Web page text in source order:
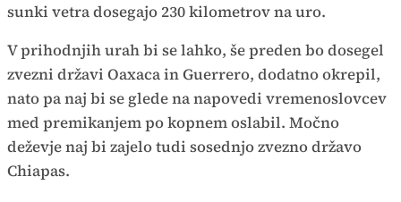
sunki vetra dosegajo 230 kilometrov na uro.
V prihodnjih urah bi se lahko, še preden bo dosegel
zvezni državi Oaxaca in Guerrero, dodatno okrepil,
nato pa naj bi se glede na napovedi vremenoslovcev
med premikanjem po kopnem oslabil. Močno
deževje naj bi zajelo tudi sosednjo zvezno državo
Chiapas.